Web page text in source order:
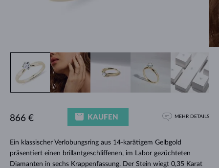
Ein klassischer Verlobungsring aus 14-karätigem Gelbgold
präsentiert einen brillantgeschliffenen, im Labor gezüchteten
Diamanten in sechs Krappenfassung. Der Stein wiegt 0,35 Karat
866 € KAUFEN MEHR DETAILS